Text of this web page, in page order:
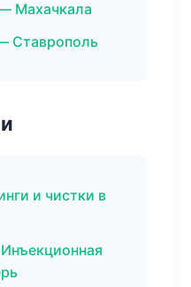
Махачкала
Ставрополь
и чистки в